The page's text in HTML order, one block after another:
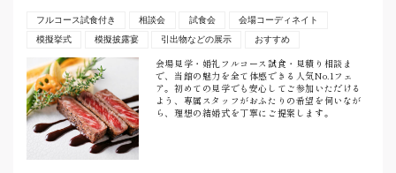
フルコース試食付き 相談会 試食会
会場コーディネイト
模擬挙式
模擬披露宴 引出物などの展示 おすすめ
会場見学・婚礼フルコース試食・見積り相談ま
で、当館の魅力を全て体感できる人気No.1フェ
ア。初めての見学でも安心してご参加いただける
よう、専属スタッフがおふたりの希望を伺いなが
ら、理想の結婚式を丁寧にご提案します。